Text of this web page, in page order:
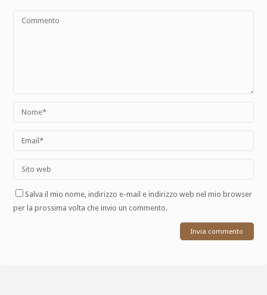
Salva il mio nome, indirizzo e-mail e indirizzo web nel mio browser
per la prossima volta che invio un commento.